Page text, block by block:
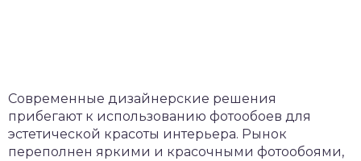
Современные дизайнерские решения
прибегают к использованию фотообоев для
эстетической красоты интерьера. Рынок
переполнен яркими и красочными фотообоями,